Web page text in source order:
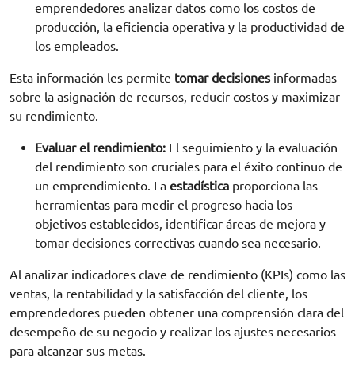
emprendedores analizar datos como los costos de
producción, la eficiencia operativa y la productividad de
los empleados.
Esta información les permite tomar decisiones informadas
sobre la asignación de recursos, reducir costos y maximizar
su rendimiento.
Evaluar el rendimiento: El seguimiento y la evaluación
del rendimiento son cruciales para el éxito continuo de
un emprendimiento. La estadística proporciona las
herramientas para medir el progreso hacia los
objetivos establecidos, identificar áreas de mejora y
tomar decisiones correctivas cuando sea necesario.
Al analizar indicadores clave de rendimiento (KPIs) como las
ventas, la rentabilidad y la satisfacción del cliente, los
emprendedores pueden obtener una comprensión clara del
desempeño de su negocio y realizar los ajustes necesarios
para alcanzar sus metas.